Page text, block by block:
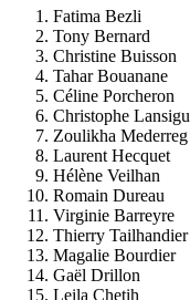
Fatima Bezli
Tony Bernard
Christine Buisson
Tahar Bouanane
Céline Porcheron
Christophe Lansigu
Zoulikha Mederreg
Laurent Hecquet
Hélène Veilhan
Romain Dureau
Virginie Barreyre
Thierry Tailhandier
Magalie Bourdier
Gaël Drillon
Leila Chetih